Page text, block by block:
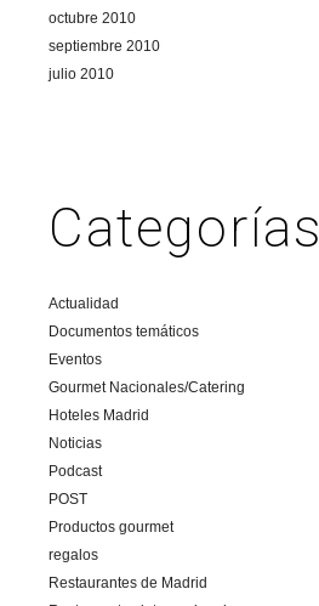
octubre 2010
septiembre 2010
julio 2010
Categorías
Actualidad
Documentos temáticos
Eventos
Gourmet Nacionales/Catering
Hoteles Madrid
Noticias
Podcast
POST
Productos gourmet
regalos
Restaurantes de Madrid